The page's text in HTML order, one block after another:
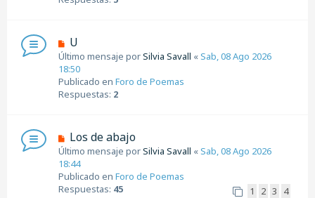
s
a
j
e
N
u
e
v
o
s
a
j
e
U
Último mensaje porSilvia Savall «Sab, 08 Ago 2026
18:50
Publicado en Foro de Poemas
Respuestas: 2
N
u
e
v
o
Los de abajo
Último mensaje porSilvia Savall «Sab, 08 Ago 2026
18:44
Publicado en Foro de Poemas
Respuestas: 45 1 2 3 4